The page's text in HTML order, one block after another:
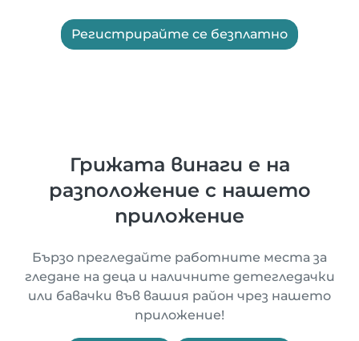
Регистрирайте се безплатно
Грижата винаги е на
разположение с нашето
приложение
Бързо прегледайте работните места за
гледане на деца и наличните детегледачки
или бавачки във вашия район чрез нашето
приложение!